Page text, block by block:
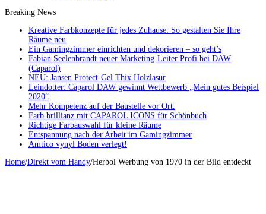
Breaking News
Kreative Farbkonzepte für jedes Zuhause: So gestalten Sie Ihre
Räume neu
Ein Gamingzimmer einrichten und dekorieren – so geht’s
Fabian Seelenbrandt neuer Marketing-Leiter Profi bei DAW
(Caparol)
NEU: Jansen Protect-Gel Thix Holzlasur
Leindotter: Caparol DAW gewinnt Wettbewerb „Mein gutes Beispiel
2020“
Mehr Kompetenz auf der Baustelle vor Ort.
Farb brillianz mit CAPAROL ICONS für Schönbuch
Richtige Farbauswahl für kleine Räume
Entspannung nach der Arbeit im Gamingzimmer
Amtico vynyl Boden verlegt!
Home/Direkt vom Handy/Herbol Werbung von 1970 in der Bild entdeckt